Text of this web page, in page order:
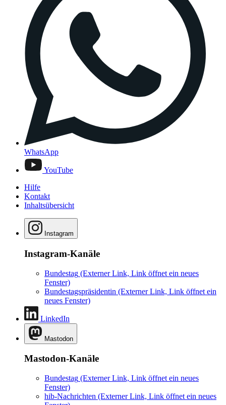
WhatsApp
YouTube
Hilfe
Kontakt
Inhaltsübersicht
Instagram
Instagram-Kanäle
Bundestag (Externer Link, Link öffnet ein neues
Fenster)
Bundestagspräsidentin (Externer Link, Link öffnet ein
neues Fenster)
LinkedIn
Mastodon
Mastodon-Kanäle
Bundestag (Externer Link, Link öffnet ein neues
Fenster)
hib-Nachrichten (Externer Link, Link öffnet ein neues